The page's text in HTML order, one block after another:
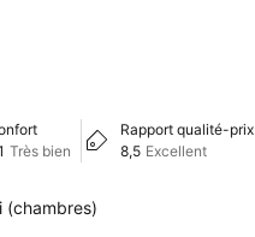
Très bien
Rapport qualité-prix
8,5 Excellent
(chambres)